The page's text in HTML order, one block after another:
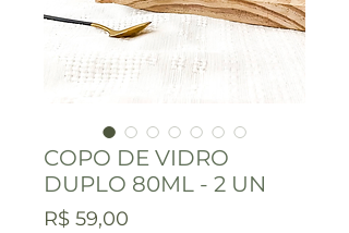
COPO DE VIDRO
DUPLO 80ML - 2 UN
R$ 59,00